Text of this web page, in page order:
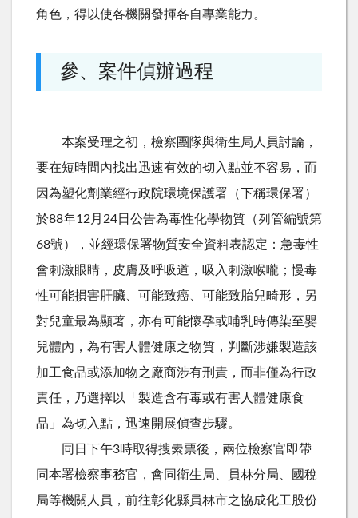
角色，得以使各機關發揮各自專業能力。
參、案件偵辦過程
本案受理之初，檢察團隊與衛生局人員討論，
要在短時間內找出迅速有效的切入點並不容易，而
因為塑化劑業經行政院環境保護署（下稱環保署）
於88年12月24日公告為毒性化學物質（列管編號第
68號），並經環保署物質安全資料表認定：急毒性
會刺激眼睛，皮膚及呼吸道，吸入刺激喉嚨；慢毒
性可能損害肝臟、可能致癌、可能致胎兒畸形，另
對兒童最為顯著，亦有可能懷孕或哺乳時傳染至嬰
兒體內，為有害人體健康之物質，判斷涉嫌製造該
加工食品或添加物之廠商涉有刑責，而非僅為行政
責任，乃選擇以「製造含有毒或有害人體健康食
品」為切入點，迅速開展偵查步驟。
同日下午3時取得搜索票後，兩位檢察官即帶
同本署檢察事務官，會同衛生局、員林分局、國稅
局等機關人員，前往彰化縣員林市之協成化工股份